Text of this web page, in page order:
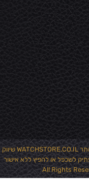
כל הזכויות שמורות ® לחברת OR.ISRAEL ולאתר WATCHSTORE.CO.IL שיווק
לשכפל או להפיץ ללא אישור